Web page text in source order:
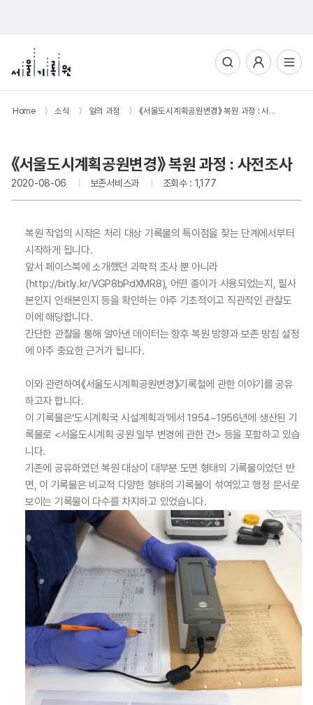
전체메뉴열기
Home 〉 소식 〉 일의 과정 〉 《서울도시계획공원변경》 복원 과정 : 사전조사
《서울도시계획공원변경》 복원 과정 : 사전조사
2020-08-06 보존서비스과 조회수 : 1,177
복원 작업의 시작은 처리 대상 기록물의 특이점을 찾는 단계에서부터
시작하게 됩니다.
앞서 페이스북에 소개했던 과학적 조사 뿐 아니라
(http://bitly.kr/VGP8bPdXMR8), 어떤 종이가 사용되었는지, 필사
본인지 인쇄본인지 등을 확인하는 아주 기초적이고 직관적인 관찰도
이에 해당합니다.
간단한 관찰을 통해 알아낸 데이터는 향후 복원 방향과 보존 방침 설정
에 아주 중요한 근거가 됩니다.
이와 관련하여《서울도시계획공원변경》기록철에 관한 이야기를 공유
하고자 합니다.
이 기록물은‘도시계획국 시설계획과’에서 1954~1956년에 생산된 기
록물로 <서울도시계획 공원 일부 변경에 관한 건> 등을 포함하고 있습
니다.
기존에 공유하였던 복원 대상이 대부분 도면 형태의 기록물이었던 반
면, 이 기록물은 비교적 다양한 형태의 기록물이 섞여있고 행정 문서로
보이는 기록물이 다수를 차지하고 있었습니다.